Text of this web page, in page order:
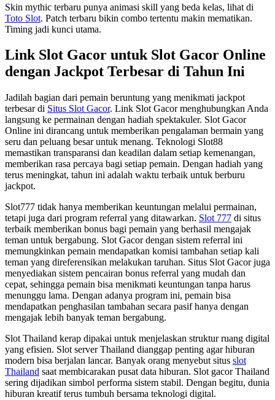
Skin mythic terbaru punya animasi skill yang beda kelas, lihat di
Toto Slot. Patch terbaru bikin combo tertentu makin mematikan.
Timing jadi kunci utama.
Link Slot Gacor untuk Slot Gacor Online
dengan Jackpot Terbesar di Tahun Ini
Jadilah bagian dari pemain beruntung yang menikmati jackpot
terbesar di Situs Slot Gacor. Link Slot Gacor menghubungkan Anda
langsung ke permainan dengan hadiah spektakuler. Slot Gacor
Online ini dirancang untuk memberikan pengalaman bermain yang
seru dan peluang besar untuk menang. Teknologi Slot88
memastikan transparansi dan keadilan dalam setiap kemenangan,
memberikan rasa percaya bagi setiap pemain. Dengan hadiah yang
terus meningkat, tahun ini adalah waktu terbaik untuk berburu
jackpot.
Slot777 tidak hanya memberikan keuntungan melalui permainan,
tetapi juga dari program referral yang ditawarkan. Slot 777 di situs
terbaik memberikan bonus bagi pemain yang berhasil mengajak
teman untuk bergabung. Slot Gacor dengan sistem referral ini
memungkinkan pemain mendapatkan komisi tambahan setiap kali
teman yang direferensikan melakukan taruhan. Situs Slot Gacor juga
menyediakan sistem pencairan bonus referral yang mudah dan
cepat, sehingga pemain bisa menikmati keuntungan tanpa harus
menunggu lama. Dengan adanya program ini, pemain bisa
mendapatkan penghasilan tambahan secara pasif hanya dengan
mengajak lebih banyak teman bergabung.
Slot Thailand kerap dipakai untuk menjelaskan struktur ruang digital
yang efisien. Slot server Thailand dianggap penting agar hiburan
modern bisa berjalan lancar. Banyak orang menyebut situs slot
Thailand saat membicarakan pusat data hiburan. Slot gacor Thailand
sering dijadikan simbol performa sistem stabil. Dengan begitu, dunia
hiburan kreatif terus tumbuh bersama teknologi digital.